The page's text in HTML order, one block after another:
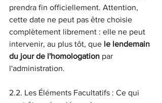
prendra fin officiellement. Attention,
cette date ne peut pas être choisie
complètement librement : elle ne peut
intervenir, au plus tôt, que le lendemain
du jour de l'homologation par
l'administration.
2.2. Les Éléments Facultatifs : Ce qui